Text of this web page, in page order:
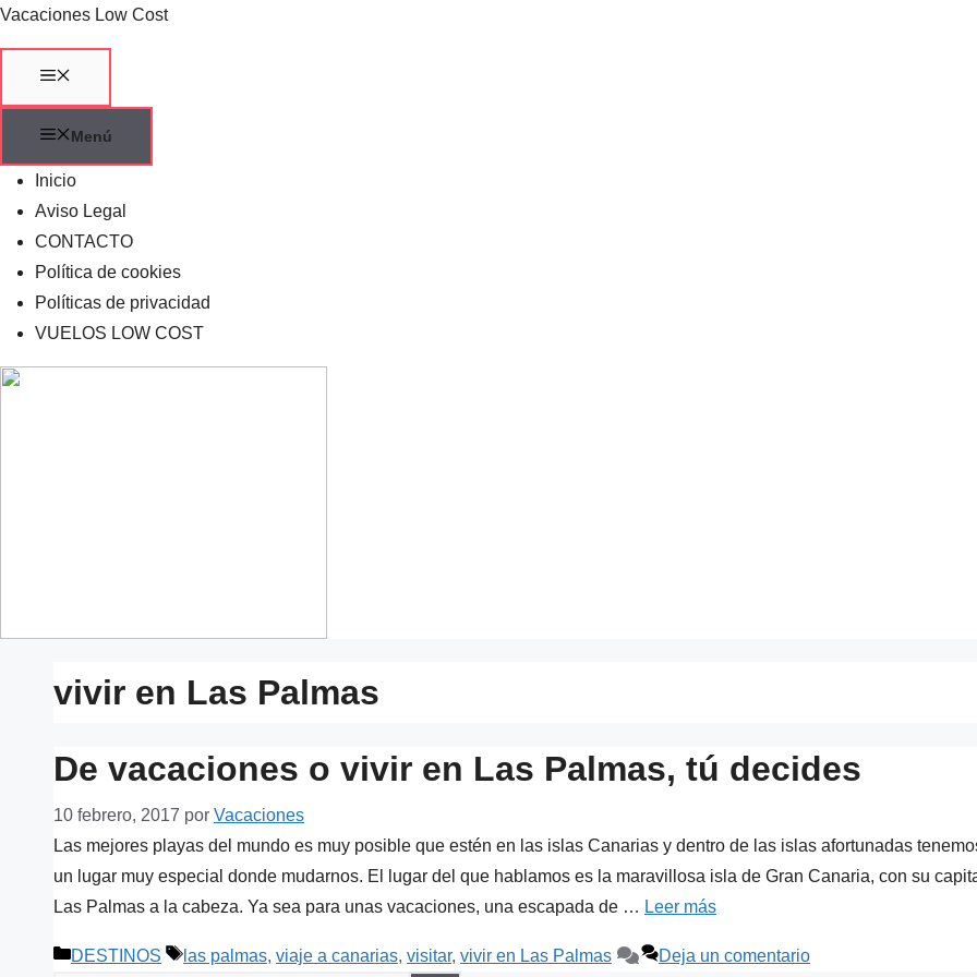
Saltar
al
contenido
Vacaciones Low Cost
Menú
Inicio
Aviso Legal
CONTACTO
Política de cookies
Políticas de privacidad
VUELOS LOW COST
vivir en Las Palmas
De vacaciones o vivir en Las Palmas, tú decides
10 febrero, 2017 por Vacaciones
Las mejores playas del mundo es muy posible que estén en las islas Canarias y dentro de las islas afortunadas
un lugar muy especial donde mudarnos. El lugar del que hablamos es la maravillosa isla de Gran Canaria, con su
Las Palmas a la cabeza. Ya sea para unas vacaciones, una escapada de … Leer más
Categorías
DESTINOS Etiquetas
las palmas, viaje a canarias, visitar, vivir en Las Palmas
Deja un comentario